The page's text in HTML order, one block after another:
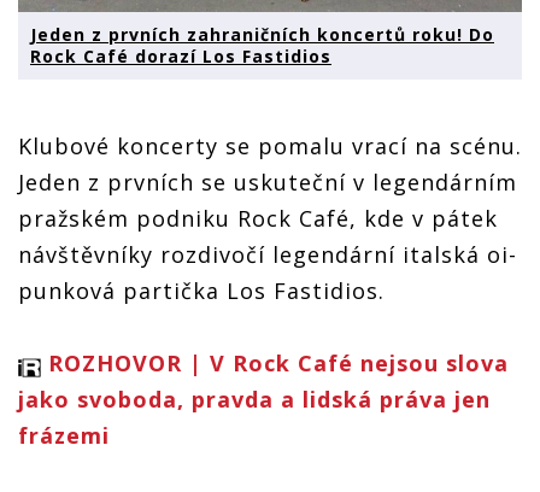
Jeden z prvních zahraničních koncertů roku! Do
Rock Café dorazí Los Fastidios
Klubové koncerty se pomalu vrací na scénu.
Jeden z prvních se uskuteční v legendárním
pražském podniku Rock Café, kde v pátek
návštěvníky rozdivočí legendární italská oi-
punková partička Los Fastidios.
ROZHOVOR | V Rock Café nejsou slova
jako svoboda, pravda a lidská práva jen
frázemi